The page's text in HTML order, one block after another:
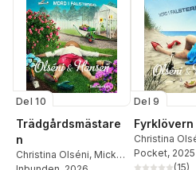
Del 10
Trädgårdsmästare
n
Christina Olséni, Micke
Del 9
Fyrklövern
Christina
Hansen
Pocket, 2025
(15)